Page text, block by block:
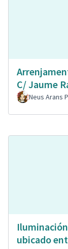
C/ Jaume
Neus Arans
ubicado